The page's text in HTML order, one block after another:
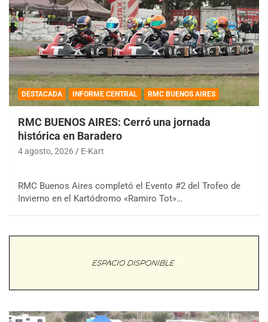
DESTACADA INFORME CENTRAL RMC BUENOS AIRES
RMC BUENOS AIRES: Cerró una jornada
histórica en Baradero
4 agosto, 2026 E-Kart
RMC Buenos Aires completó el Evento #2 del Trofeo de
Invierno en el Kartódromo «Ramiro Tot»…